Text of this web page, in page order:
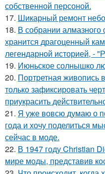
собственной персоной.
17. Шикарный ремонт
18. В собрании алмазного
хранится драгоценный
легендарной историей, -
19. Июньское солнышко
20. Портретная живопись
только зафиксировать
приукрасить
21. Я уже вовсю думаю о
года и хочу поделиться
сейчас в моде.
22. В 1947 году Christian
мире моды, представив